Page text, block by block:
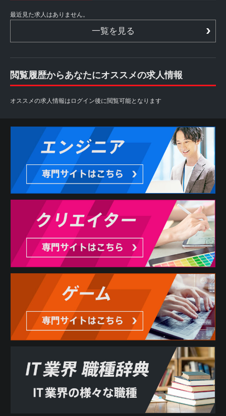
最近見た求人はありません。
一覧を見る
閲覧履歴からあなたにオススメの求人情報
オススメの求人情報はログイン後に閲覧可能となります